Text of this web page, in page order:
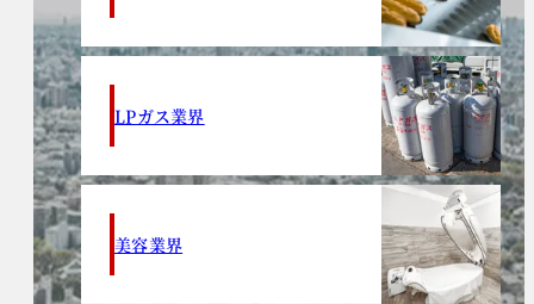
LPガス業界
美容業界